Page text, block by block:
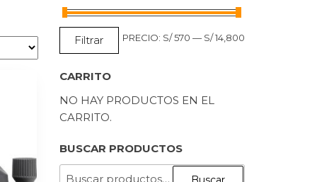
Filtrar PRECIO: S/ 570 — S/ 14,800
CARRITO
NO HAY PRODUCTOS EN EL
CARRITO.
BUSCAR PRODUCTOS
BUSCAR